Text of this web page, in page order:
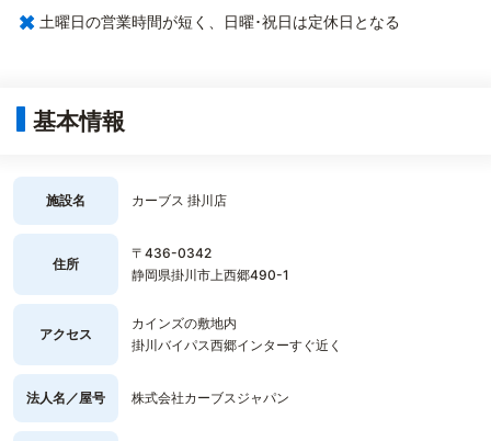
× 土曜日の営業時間が短く、日曜･祝日は定休日となる
基本情報
施設名 カーブス 掛川店
住所
〒436-0342
静岡県掛川市上西郷490-1
アクセス
カインズの敷地内
掛川バイパス西郷インターすぐ近く
法人名／屋号 株式会社カーブスジャパン